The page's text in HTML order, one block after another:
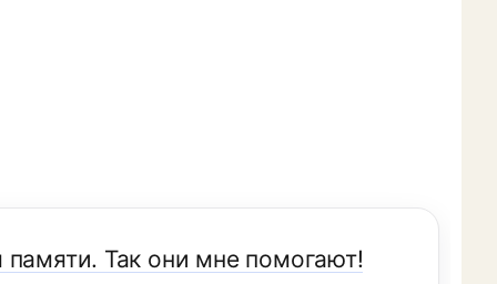
Так они мне помогают!